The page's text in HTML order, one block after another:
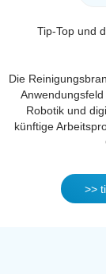
Tip-Top und
Die
Robotik und
künftige
>>